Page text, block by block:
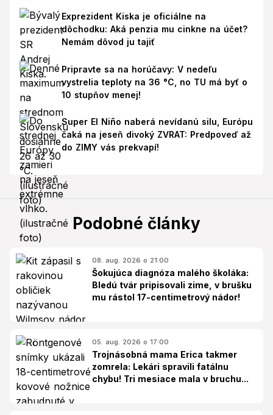
Exprezident Kiska je oficiálne na
dôchodku: Aká penzia mu cinkne na účet?
Nemám dôvod ju tajiť
Pripravte sa na horúčavy: V nedeľu
vystrelia teploty na 36 °C, no TU má byť o
10 stupňov menej!
Super El Niño naberá nevídanú silu, Európu
čaká na jeseň divoký ZVRAT: Predpoveď až
do ZIMY vás prekvapí!
Podobné články
08. aug. 2026 o 21:00
Šokujúca diagnóza malého školáka:
Bledú tvár pripisovali zime, v brušku
mu rástol 17-centimetrový nádor!
05. aug. 2026 o 17:00
Trojnásobná mama Erica takmer
zomrela: Lekári spravili fatálnu
chybu! Tri mesiace mala v bruchu...